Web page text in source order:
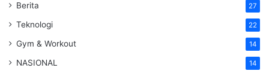
Berita 27
Teknologi 22
Gym & Workout 14
NASIONAL 14